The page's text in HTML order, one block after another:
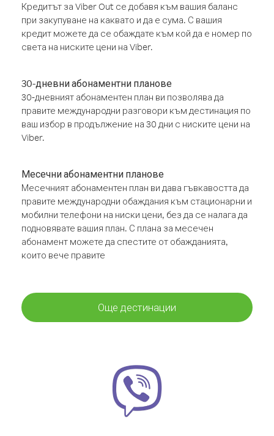
Кредитът за Viber Out се добавя към вашия баланс
при закупуване на каквато и да е сума. С вашия
кредит можете да се обаждате към кой да е номер по
света на ниските цени на Viber.
30-дневни абонаментни планове
30-дневният абонаментен план ви позволява да
правите международни разговори към дестинация по
ваш избор в продължение на 30 дни с ниските цени на
Viber.
Месечни абонаментни планове
Месечният абонаментен план ви дава гъвкавостта да
правите международни обаждания към стационарни и
мобилни телефони на ниски цени, без да се налага да
подновявате вашия план. С плана за месечен
абонамент можете да спестите от обажданията,
които вече правите
Още дестинации